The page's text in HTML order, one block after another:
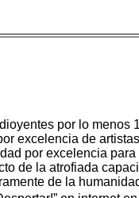
por lo menos
excelencia de
por excelencia
de la atrofiada
de la